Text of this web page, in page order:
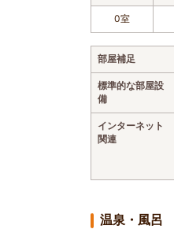
0室
部屋補足
標準的な部屋設
備
インターネット
関連
温泉・風呂